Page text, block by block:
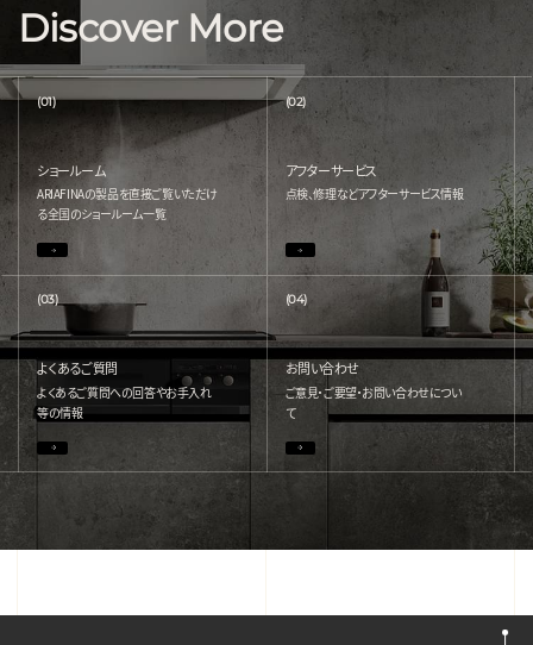
Discover More
(01)
ショールーム
ARIAFINAの製品を直接ご覧いただけ
る全国のショールーム一覧
(02)
アフターサービス
点検、修理などアフターサービス情報
(03)
よくあるご質問
よくあるご質問への回答やお手入れ
等の情報
(04)
お問い合わせ
ご意見・ご要望・お問い合わせについ
て